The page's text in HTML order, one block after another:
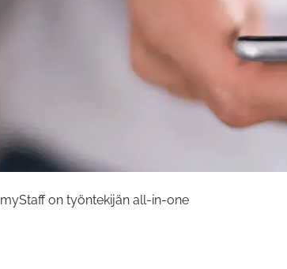
myStaff on työntekijän all-in-one